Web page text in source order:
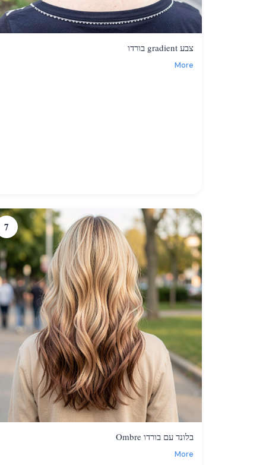
צבע gradient בורדו
More
7
בלונד עם בורדו Ombre
More